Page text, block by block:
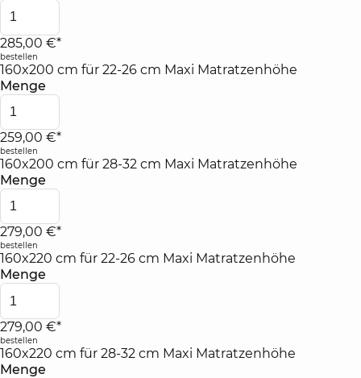
285,00 €*
bestellen
160x200 cm für 22-26 cm Maxi Matratzenhöhe
Menge
259,00 €*
bestellen
160x200 cm für 28-32 cm Maxi Matratzenhöhe
Menge
279,00 €*
bestellen
160x220 cm für 22-26 cm Maxi Matratzenhöhe
Menge
279,00 €*
bestellen
160x220 cm für 28-32 cm Maxi Matratzenhöhe
Menge